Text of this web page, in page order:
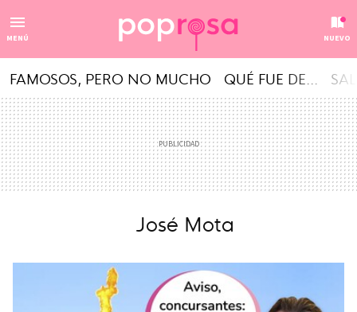
MENÚ NUEVO
FAMOSOS, PERO NO MUCHO QUÉ FUE DE...
José Mota